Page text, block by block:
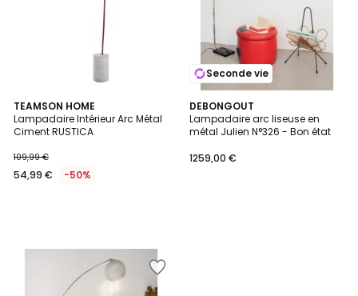
TEAMSON HOME
Lampadaire Intérieur Arc Métal
Ciment RUSTICA
109,99 €
54,99 € -50%
Seconde vie
DEBONGOUT
Lampadaire arc liseuse en
métal Julien N°326 - Bon état
1259,00 €